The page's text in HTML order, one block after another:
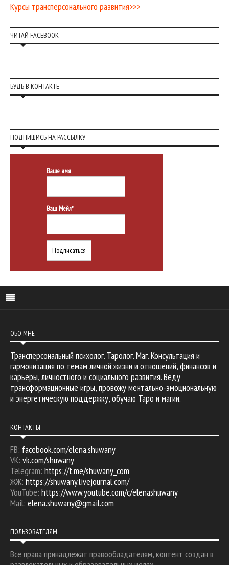
Курсы трансперсонального развития>>>
ЧИТАЙ FACEBOOK
БУДЬ В КОНТАКТЕ
ПОДПИШИСЬ НА РАССЫЛКУ
Ваше имя
Ваш Мейл*
ОБО МНЕ
Трансперсональный психолог. Таролог. Маг. Консультация и
гармонизация по темам личной жизни и отношений, финансов и
карьеры, личностного и социального развития. Веду
трансформационные игры, провожу ментально-эмоциональную
и энергетическую поддержку, обучаю Таро и магии.
КОНТАКТЫ
FB: facebook.com/elena.shuwany
VK: vk.com/shuwany
Telegram: https://t.me/shuwany_com
ЖЖ: https://shuwany.livejournal.com/
YouTube: https://www.youtube.com/c/elenashuwany
Mail: elena.shuwany@gmail.com
ПОЛЬЗОВАТЕЛЯМ
Все права принадлежат правообладателям, контент создан в